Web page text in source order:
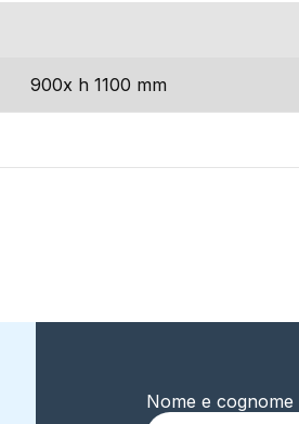
900x h 1100 mm
Nome e cognome